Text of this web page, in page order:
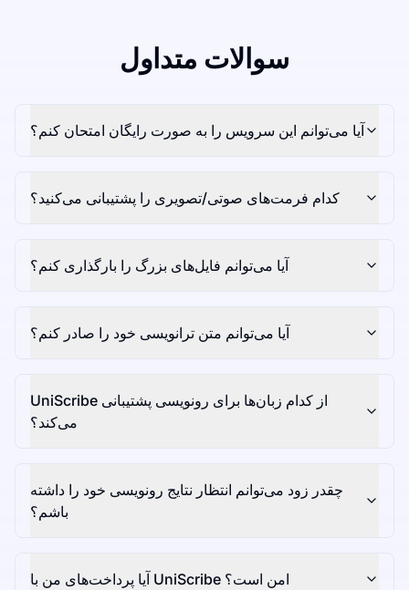
سوالات متداول
آیا می‌توانم این سرویس را به صورت رایگان امتحان کنم؟
کدام فرمت‌های صوتی/تصویری را پشتیبانی می‌کنید؟
آیا می‌توانم فایل‌های بزرگ را بارگذاری کنم؟
آیا می‌توانم متن ترانویسی خود را صادر کنم؟
UniScribe از کدام زبان‌ها برای رونویسی پشتیبانی
می‌کند؟
چقدر زود می‌توانم انتظار نتایج رونویسی خود را داشته
باشم؟
آیا پرداخت‌های من با UniScribe امن است؟